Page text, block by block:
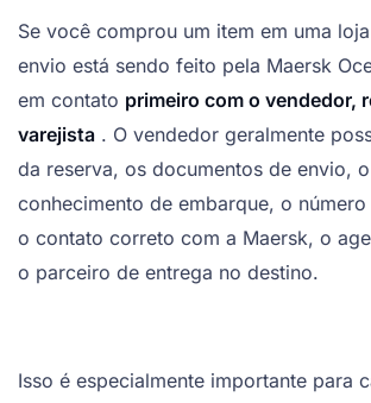
Se você comprou um item em uma
envio está sendo feito pela Maersk
em contato primeiro com o vendedor,
varejista . O vendedor geralmente
da reserva, os documentos de envio,
conhecimento de embarque, o
o contato correto com a Maersk, o
o parceiro de entrega no destino.
Isso é especialmente importante para